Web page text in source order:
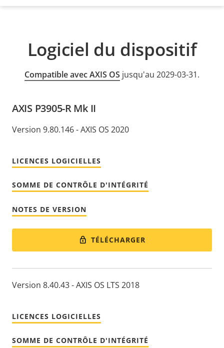
Logiciel du dispositif
Compatible avec AXIS OS jusqu'au 2029-03-31.
AXIS P3905-R Mk II
Version 9.80.146 - AXIS OS 2020
LICENCES LOGICIELLES
SOMME DE CONTRÔLE D'INTÉGRITÉ
NOTES DE VERSION
TÉLÉCHARGER
Version 8.40.43 - AXIS OS LTS 2018
LICENCES LOGICIELLES
SOMME DE CONTRÔLE D'INTÉGRITÉ